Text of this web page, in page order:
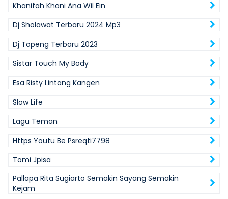
Khanifah Khani Ana Wil Ein
Dj Sholawat Terbaru 2024 Mp3
Dj Topeng Terbaru 2023
Sistar Touch My Body
Esa Risty Lintang Kangen
Slow Life
Lagu Teman
Https Youtu Be Psreqti7798
Tomi Jpisa
Pallapa Rita Sugiarto Semakin Sayang Semakin
Kejam